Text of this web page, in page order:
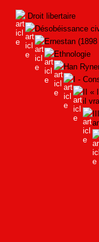
Droit libertaire
Désobéissance
Ernestan
Ethnologie
Han
I -
II
il